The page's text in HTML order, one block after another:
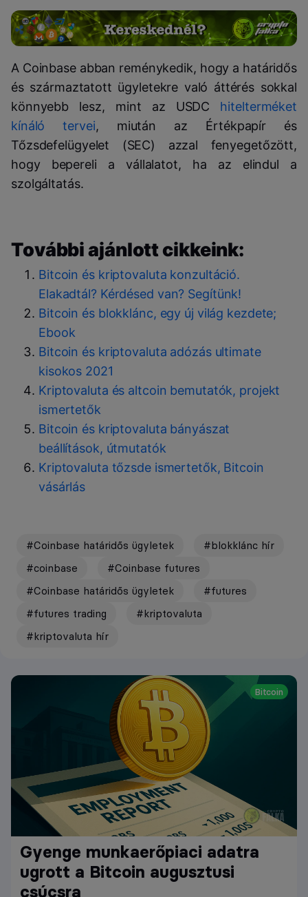
A Coinbase abban reménykedik, hogy a határidős
és származtatott ügyletekre való áttérés sokkal
könnyebb lesz, mint az USDC hitelterméket
kínáló tervei, miután az Értékpapír és
Tőzsdefelügyelet (SEC) azzal fenyegetőzött,
hogy bepereli a vállalatot, ha az elindul a
szolgáltatás.
További ajánlott cikkeink:
Bitcoin és kriptovaluta konzultáció.
Elakadtál? Kérdésed van? Segítünk!
Bitcoin és blokklánc, egy új világ kezdete;
Ebook
Bitcoin és kriptovaluta adózás ultimate
kisokos 2021
Kriptovaluta és altcoin bemutatók, projekt
ismertetők
Bitcoin és kriptovaluta bányászat
beállítások, útmutatók
Kriptovaluta tőzsde ismertetők, Bitcoin
vásárlás
#Coinbase határidős ügyletek
#blokklánc hír
#coinbase
#Coinbase futures
#Coinbase határidős ügyletek
#futures
#futures trading
#kriptovaluta
#kriptovaluta hír
Bitcoin
Gyenge munkaerőpiaci adatra
ugrott a Bitcoin augusztusi
csúcsra